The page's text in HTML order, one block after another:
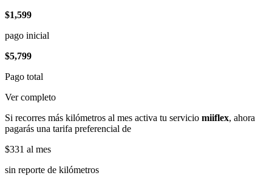
$1,599
pago inicial
$5,799
Pago total
Ver completo
Si recorres más kilómetros al mes activa tu servicio miiflex, ahora
pagarás una tarifa preferencial de
$331 al mes
sin reporte de kilómetros